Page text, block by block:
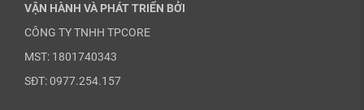
VẬN HÀNH VÀ PHÁT TRIỂN BỞI
CÔNG TY TNHH TPCORE
MST: 1801740343
SĐT: 0977.254.157